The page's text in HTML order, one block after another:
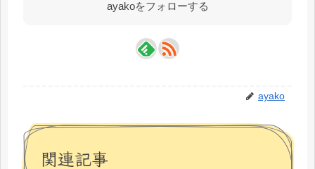
ayakoをフォローする
ayako
関連記事